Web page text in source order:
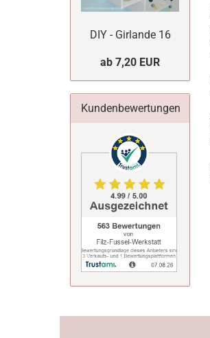
DIY - Girlande 16
ab 7,20 EUR
Kundenbewertungen